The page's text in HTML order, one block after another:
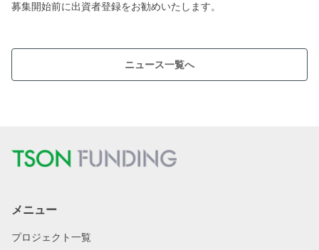
募集開始前に出資者登録をお勧めいたします。
ニュース一覧へ
メニュー
プロジェクト一覧